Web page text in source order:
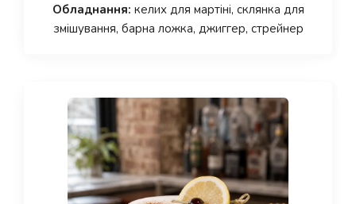
Обладнання: келих для мартіні, склянка для
змішування, барна ложка, джиггер, стрейнер